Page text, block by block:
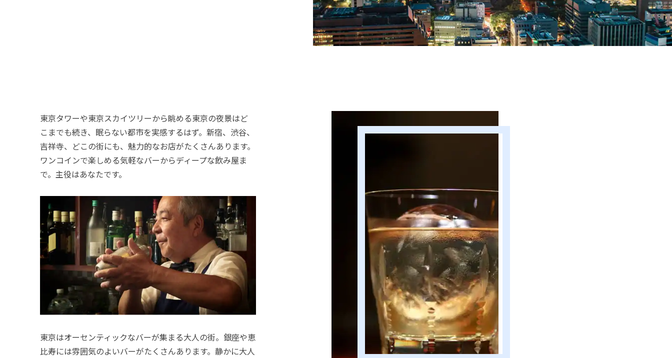
東京タワーや東京スカイツリーから眺める東京の夜景はど
こまでも続き、眠らない都市を実感するはず。新宿、渋谷、
吉祥寺、どこの街にも、魅力的なお店がたくさんあります。
ワンコインで楽しめる気軽なバーからディープな飲み屋ま
で。主役はあなたです。
東京はオーセンティックなバーが集まる大人の街。銀座や恵
比寿には雰囲気のよいバーがたくさんあります。静かに大人